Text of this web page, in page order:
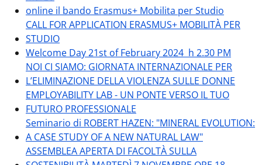
online il bando Erasmus+ Mobilita per Studio
CALL FOR APPLICATION ERASMUS+ MOBILITÀ PER
STUDIO
Welcome Day 21st of February 2024 h 2.30 PM
NOI CI SIAMO: GIORNATA INTERNAZIONALE PER
L’ELIMINAZIONE DELLA VIOLENZA SULLE DONNE
EMPLOYABILITY LAB - UN PONTE VERSO IL TUO
FUTURO PROFESSIONALE
Seminario di ROBERT HAZEN: "MINERAL EVOLUTION:
A CASE STUDY OF A NEW NATURAL LAW"
ASSEMBLEA APERTA DI FACOLTÀ SULLA